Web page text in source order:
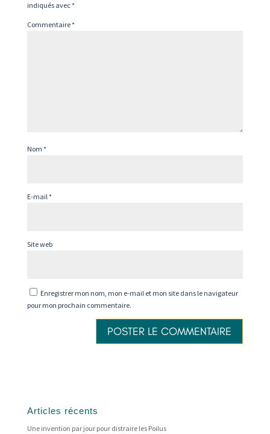
indiqués avec*
Commentaire*
Nom *
E-mail *
Site web
Enregistrer mon nom, mon e-mail et mon site dans le navigateur
pour mon prochain commentaire.
Articles récents
Une invention par jour pour distraire les Poilus